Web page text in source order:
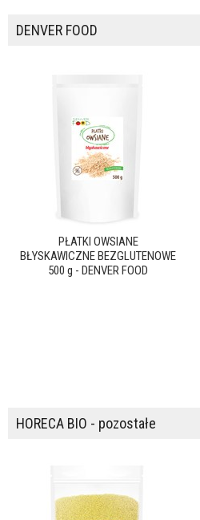
DENVER FOOD
PŁATKI OWSIANE
BŁYSKAWICZNE BEZGLUTENOWE
500 g - DENVER FOOD
HORECA BIO - pozostałe